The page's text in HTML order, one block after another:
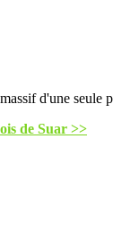
d'une seule
de Suar >>